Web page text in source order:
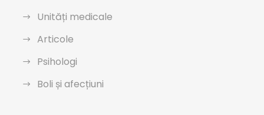
Unități medicale
Articole
Psihologi
Boli și afecțiuni